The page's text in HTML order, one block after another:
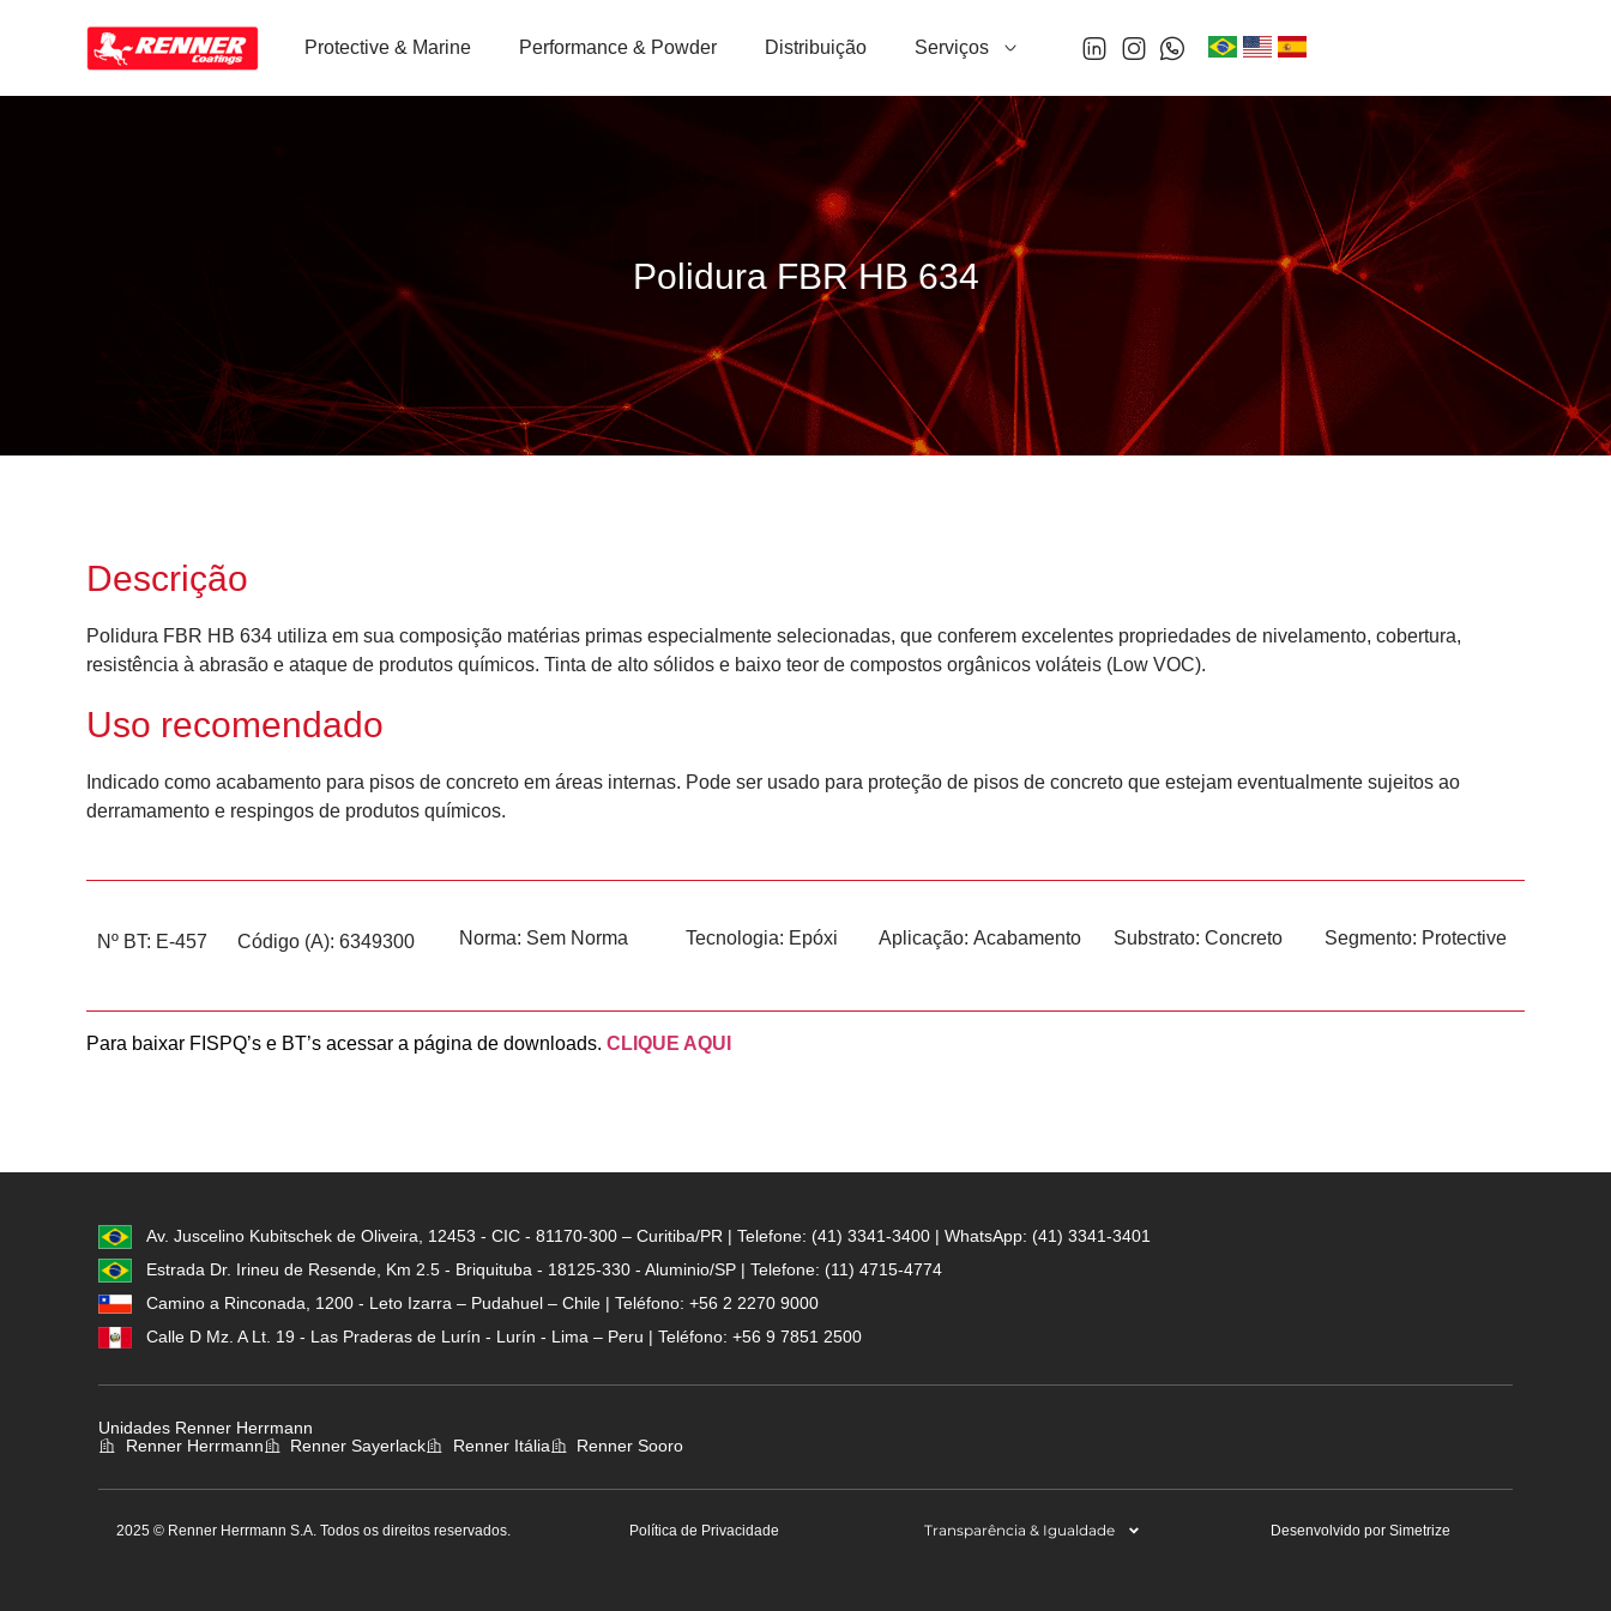
Protective & Marine Performance & Powder Distribuição Serviços
Polidura FBR HB 634
Descrição
Polidura FBR HB 634 utiliza em sua composição matérias primas especialmente selecionadas, que conferem excelentes propriedades de nivelamento, cobertura,
resistência à abrasão e ataque de produtos químicos. Tinta de alto sólidos e baixo teor de compostos orgânicos voláteis (Low VOC).
Uso recomendado
Indicado como acabamento para pisos de concreto em áreas internas. Pode ser usado para proteção de pisos de concreto que estejam eventualmente sujeitos ao
derramamento e respingos de produtos químicos.
Nº BT: E-457 Código (A): 6349300 Norma: Sem Norma Tecnologia: Epóxi Aplicação: Acabamento Substrato: Concreto Segmento: Protective
Para baixar FISPQ’s e BT’s acessar a página de downloads. CLIQUE AQUI
Av. Juscelino Kubitschek de Oliveira, 12453 - CIC - 81170-300 – Curitiba/PR | Telefone: (41) 3341-3400 | WhatsApp: (41) 3341-3401
Estrada Dr. Irineu de Resende, Km 2.5 - Briquituba - 18125-330 - Aluminio/SP | Telefone: (11) 4715-4774
Camino a Rinconada, 1200 - Leto Izarra – Pudahuel – Chile | Teléfono: +56 2 2270 9000
Calle D Mz. A Lt. 19 - Las Praderas de Lurín - Lurín - Lima – Peru | Teléfono: +56 9 7851 2500
Unidades Renner Herrmann
Renner Herrmann
Renner Sayerlack Renner Itália Renner Sooro
2025 © Renner Herrmann S.A. Todos os direitos reservados. Política de Privacidade Transparência & Igualdade Desenvolvido por Simetrize